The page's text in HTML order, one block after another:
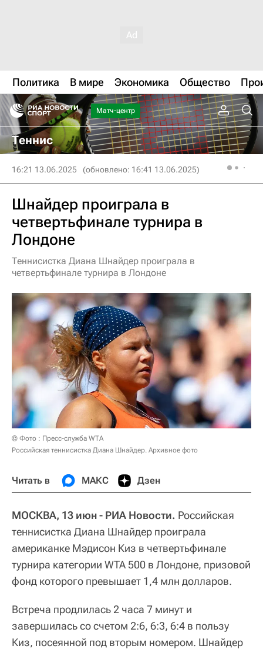
Политика В мире Экономика Общество
Матч-центр
Теннис
16:21 13.06.2025 (обновлено: 16:41 13.06.2025)
Шнайдер проиграла в
четвертьфинале турнира в
Лондоне
Теннисистка Диана Шнайдер проиграла в
четвертьфинале турнира в Лондоне
© Фото : Пресс-служба WTA
Российская теннисистка Диана Шнайдер. Архивное фото
Читать в МАКС Дзен
МОСКВА, 13 июн - РИА Новости. Российская
теннисистка Диана Шнайдер проиграла
американке Мэдисон Киз в четвертьфинале
турнира категории WTA 500 в Лондоне, призовой
фонд которого превышает 1,4 млн долларов.
Встреча продлилась 2 часа 7 минут и
завершилась со счетом 2:6, 6:3, 6:4 в пользу
Киз, посеянной под вторым номером. Шнайдер